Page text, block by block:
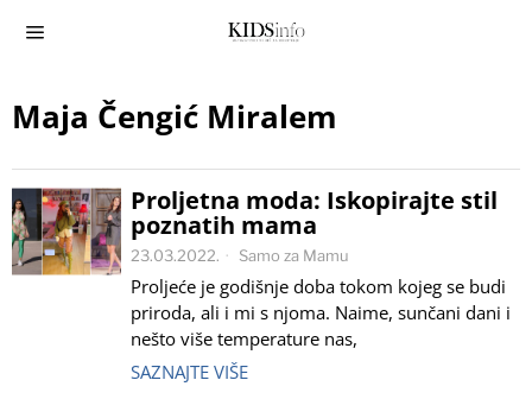
Maja Čengić Miralem
Proljetna moda: Iskopirajte stil
poznatih mama
23.03.2022. Samo za Mamu
Proljeće je godišnje doba tokom kojeg se budi
priroda, ali i mi s njoma. Naime, sunčani dani i
nešto više temperature nas,
SAZNAJTE VIŠE